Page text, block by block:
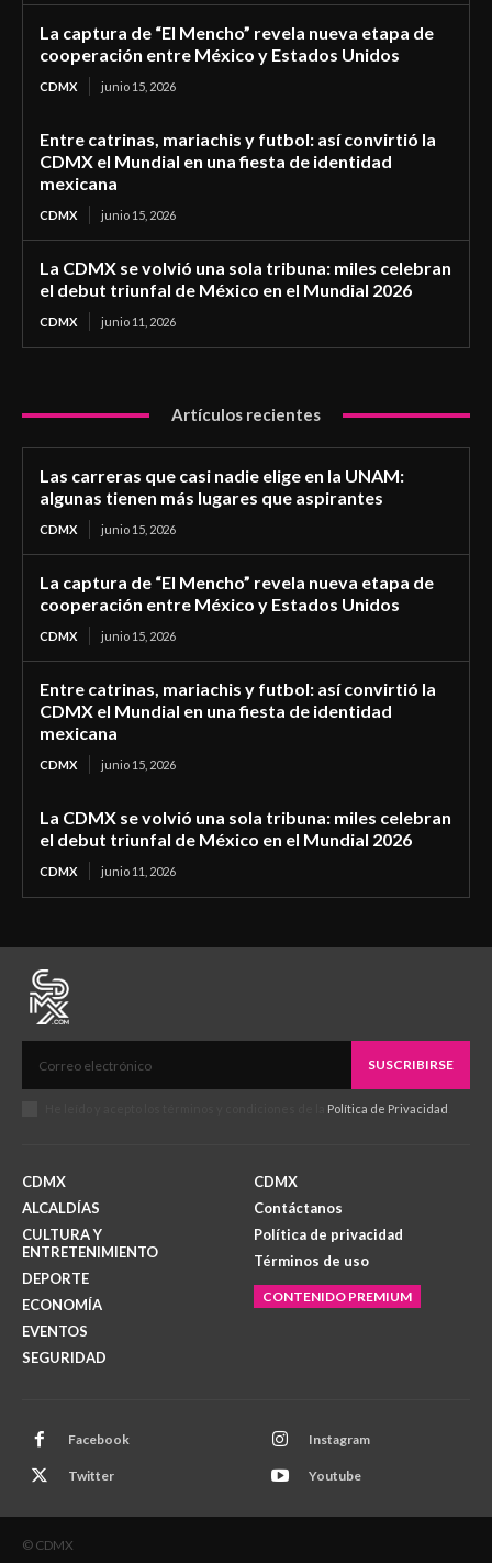
La captura de “El Mencho” revela nueva etapa de
cooperación entre México y Estados Unidos
CDMX junio 15, 2026
Entre catrinas, mariachis y futbol: así convirtió la
CDMX el Mundial en una fiesta de identidad
mexicana
CDMX junio 15, 2026
La CDMX se volvió una sola tribuna: miles celebran
el debut triunfal de México en el Mundial 2026
CDMX junio 11, 2026
Artículos recientes
Las carreras que casi nadie elige en la UNAM:
algunas tienen más lugares que aspirantes
CDMX junio 15, 2026
La captura de “El Mencho” revela nueva etapa de
cooperación entre México y Estados Unidos
CDMX junio 15, 2026
Entre catrinas, mariachis y futbol: así convirtió la
CDMX el Mundial en una fiesta de identidad
mexicana
CDMX junio 15, 2026
La CDMX se volvió una sola tribuna: miles celebran
el debut triunfal de México en el Mundial 2026
CDMX junio 11, 2026
SUSCRIBIRSE
Política de Privacidad
CDMX
ALCALDÍAS
CULTURA Y
ENTRETENIMIENTO
DEPORTE
ECONOMÍA
EVENTOS
SEGURIDAD
CDMX
Contáctanos
Política de privacidad
Términos de uso
CONTENIDO PREMIUM
Facebook Instagram
Twitter Youtube
© CDMX